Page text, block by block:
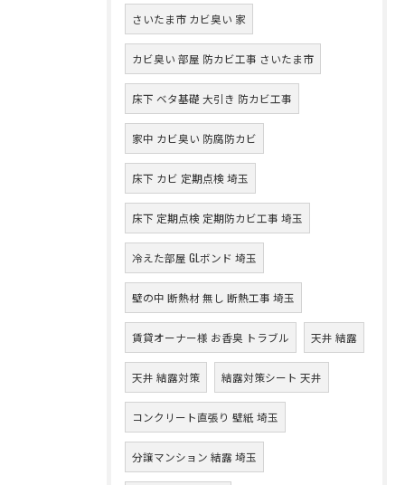
さいたま市 カビ臭い 家
カビ臭い 部屋 防カビ工事 さいたま市
床下 ベタ基礎 大引き 防カビ工事
家中 カビ臭い 防腐防カビ
床下 カビ 定期点検 埼玉
床下 定期点検 定期防カビ工事 埼玉
冷えた部屋 GLボンド 埼玉
壁の中 断熱材 無し 断熱工事 埼玉
賃貸オーナー様 お香臭 トラブル 天井 結露
天井 結露対策 結露対策シート 天井
コンクリート直張り 壁紙 埼玉
分譲マンション 結露 埼玉